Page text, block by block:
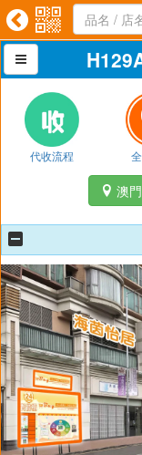
 

代收流程
 澳